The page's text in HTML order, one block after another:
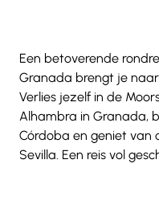
Een betoverende
Granada brengt je
Verlies jezelf in de
Alhambra in Granada,
Córdoba en geniet van
Sevilla. Een reis vol